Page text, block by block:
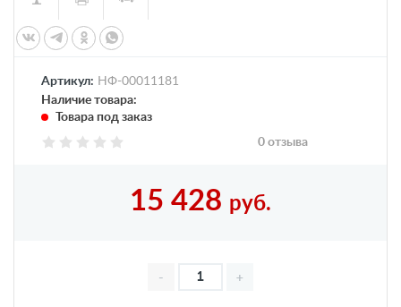
Артикул: НФ-00011181
Наличие товара:
Товара под заказ
0 отзыва
15 428 руб.